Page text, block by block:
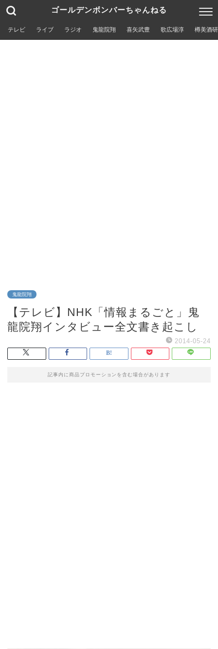
ゴールデンボンバーちゃんねる
テレビ ライブ ラジオ 鬼龍院翔 喜矢武豊 歌広場淳 樽美酒
鬼龍院翔
【テレビ】NHK「情報まるごと」鬼
龍院翔インタビュー全文書き起こし
2014-05-24
記事内に商品プロモーションを含む場合があります